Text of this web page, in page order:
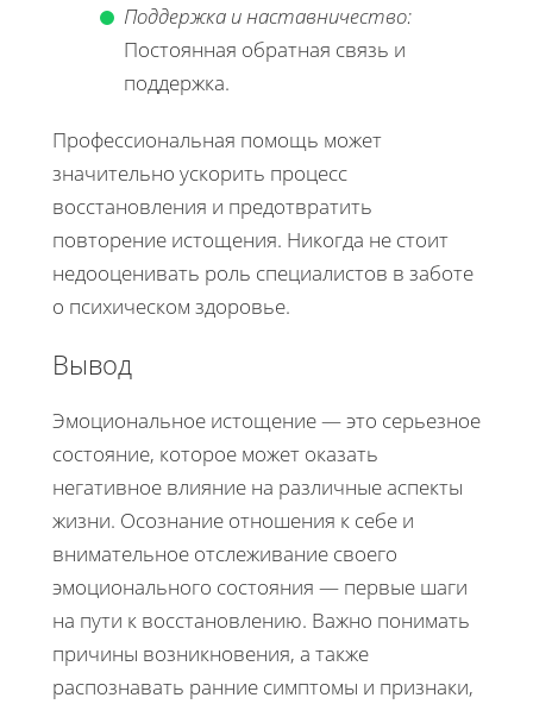
Поддержка и наставничество:
Постоянная обратная связь и
поддержка.
Профессиональная помощь может
значительно ускорить процесс
восстановления и предотвратить
повторение истощения. Никогда не стоит
недооценивать роль специалистов в заботе
о психическом здоровье.
Вывод
Эмоциональное истощение — это серьезное
состояние, которое может оказать
негативное влияние на различные аспекты
жизни. Осознание отношения к себе и
внимательное отслеживание своего
эмоционального состояния — первые шаги
на пути к восстановлению. Важно понимать
причины возникновения, а также
распознавать ранние симптомы и признаки,